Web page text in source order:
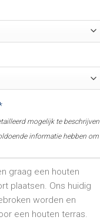
mogelijk te beschrijven
informatie hebben om